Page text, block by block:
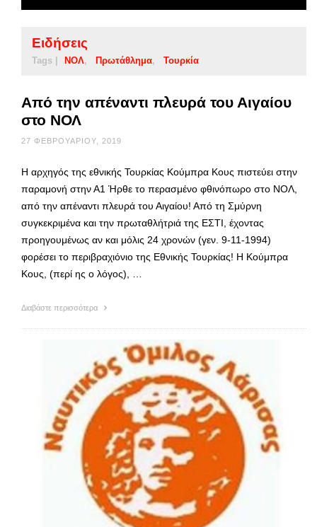
Ειδήσεις
Tags | ΝΟΛ Πρωτάθλημα Τουρκία
Από την απέναντι πλευρά του Αιγαίου
στο ΝΟΛ
27 ΦΕΒΡΟΥΑΡΊΟΥ, 2019
Η αρχηγός της εθνικής Τουρκίας Κούμπρα Κους πιστεύει στην
παραμονή στην Α1 Ήρθε το περασμένο φθινόπωρο στο ΝΟΛ,
από την απέναντι πλευρά του Αιγαίου! Από τη Σμύρνη
συγκεκριμένα και την πρωταθλήτριά της ΕΣΤΙ, έχοντας
προηγουμένως αν και μόλις 24 χρονών (γεν. 9-11-1994)
φορέσει το περιβραχιόνιο της Εθνικής Τουρκίας! Η Κούμπρα
Κους, (περί ης ο λόγος), …
Διαβάστε περισσότερα